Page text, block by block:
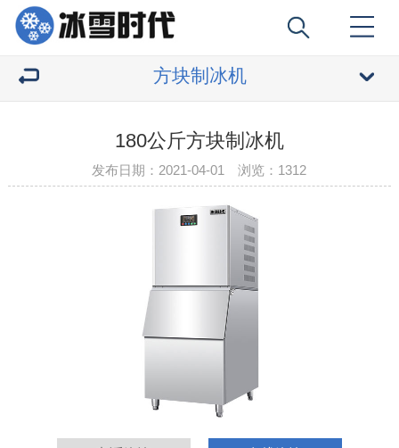
方块制冰机
180公斤方块制冰机
发布日期：2021-04-01 浏览： 1312